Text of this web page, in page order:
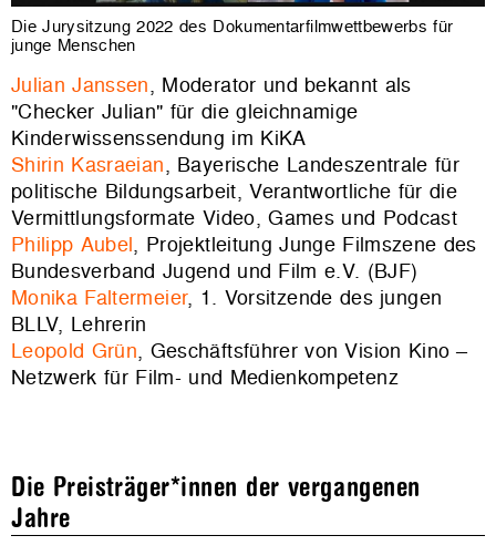
Die Jurysitzung 2022 des Dokumentarfilmwettbewerbs für
junge Menschen
Julian Janssen, Moderator und bekannt als
"Checker Julian" für die gleichnamige
Kinderwissenssendung im KiKA
Shirin Kasraeian, Bayerische Landeszentrale für
politische Bildungsarbeit, Verantwortliche für die
Vermittlungsformate Video, Games und Podcast
Philipp Aubel, Projektleitung Junge Filmszene des
Bundesverband Jugend und Film e.V. (BJF)
Monika Faltermeier, 1. Vorsitzende des jungen
BLLV, Lehrerin
Leopold Grün, Geschäftsführer von Vision Kino –
Netzwerk für Film- und Medienkompetenz
Die Preisträger*innen der vergangenen
Jahre